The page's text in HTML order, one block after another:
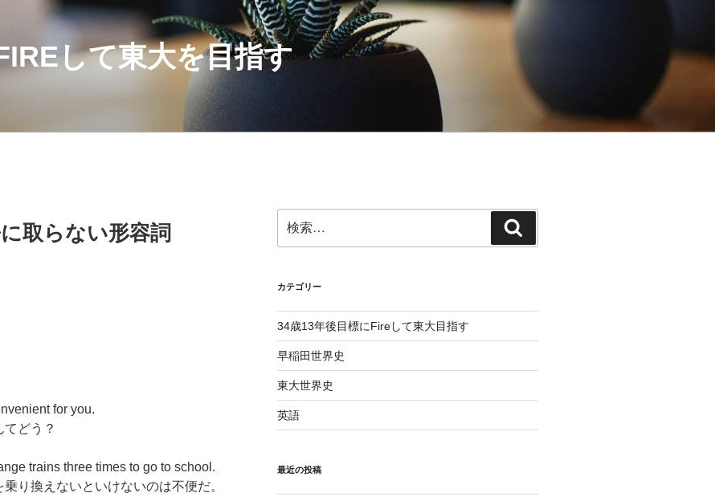
して東大を目指す
取らない形容詞
for you.
どう？
trains three times to go to school.
り換えないといけないのは不便だ。
索:
索
カテゴリー
34歳13年後目標にFireして東大目指す
早稲田世界史
東大世界史
英語
最近の投稿